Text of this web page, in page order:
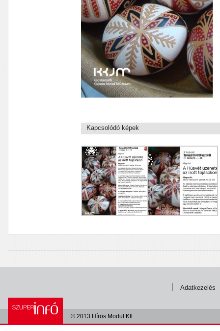
Kapcsolódó képek
Adatkezelés
© 2013 Hírös Modul Kft.